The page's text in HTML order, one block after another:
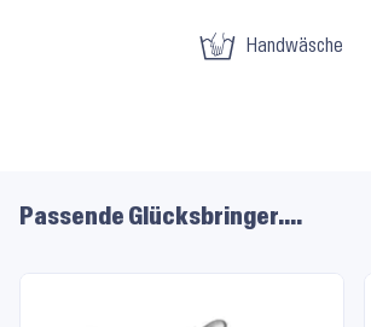
Handwäsche
Passende Glücksbringer....